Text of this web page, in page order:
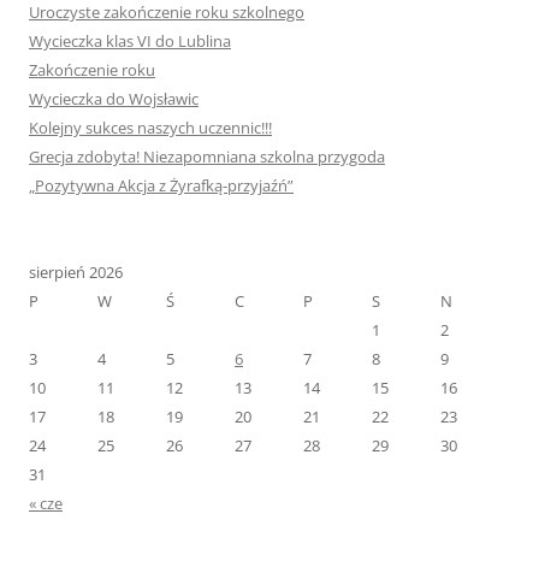
Uroczyste zakończenie roku szkolnego
Wycieczka klas VI do Lublina
Zakończenie roku
Wycieczka do Wojsławic
Kolejny sukces naszych uczennic!!!
Grecja zdobyta! Niezapomniana szkolna przygoda
„Pozytywna Akcja z Żyrafką-przyjaźń”
sierpień 2026
P
W Ś C P S
N
1
2
3
4 5 6 7 8
9
10
11 12 13 14 15
16
17
18 19 20 21 22
23
24
25 26 27 28 29
30
31
« cze